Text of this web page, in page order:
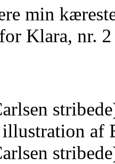
min
Klara, nr. 2
af